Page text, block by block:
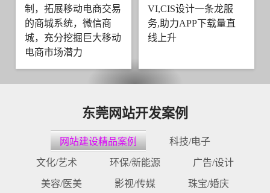
制，拓展移动电商交易
的商城系统，微信商
城，充分挖掘巨大移动
电商市场潜力
VI,CIS设计一条龙服
务,助力APP下载量直
线上升
东莞网站开发案例
网站建设精品案例 科技/电子
文化/艺术 环保/新能源 广告/设计
美容/医美 影视/传媒 珠宝/婚庆